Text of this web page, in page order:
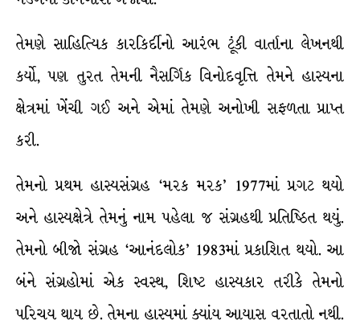
તેમણે સાહિત્યિક કારકિર્દીનો આરંભ ટૂંકી વાર્તાના લેખનથી
કર્યો, પણ તુરત તેમની નૈસર્ગિક વિનોદવૃત્તિ તેમને હાસ્યના
ક્ષેત્રમાં ખેંચી ગઈ અને એમાં તેમણે અનોખી સફળતા પ્રાપ્ત
કરી.
તેમનો પ્રથમ હાસ્યસંગ્રહ ‘મરક મરક’ 1977માં પ્રગટ થયો
અને હાસ્યક્ષેત્રે તેમનું નામ પહેલા જ સંગ્રહથી પ્રતિષ્ઠિત થયું.
તેમનો બીજો સંગ્રહ ‘આનંદલોક’ 1983માં પ્રકાશિત થયો. આ
બંને સંગ્રહોમાં એક સ્વસ્થ, શિષ્ટ હાસ્યકાર તરીકે તેમનો
પરિચય થાય છે. તેમના હાસ્યમાં ક્યાંય આયાસ વરતાતો નથી.